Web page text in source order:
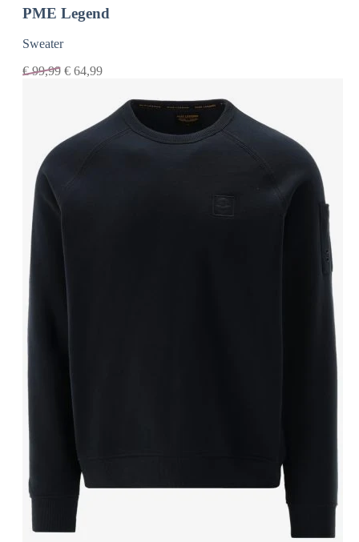
PME Legend
Sweater
€99,99 € 64,99